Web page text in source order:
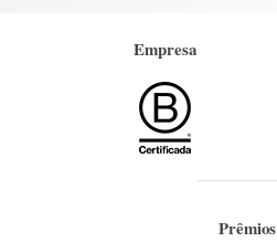
Empresa
Prêmios